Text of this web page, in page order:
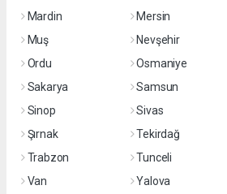
Mardin
Mersin
Muş
Nevşehir
Ordu
Osmaniye
Sakarya
Samsun
Sinop
Sivas
Şırnak
Tekirdağ
Trabzon
Tunceli
Van
Yalova